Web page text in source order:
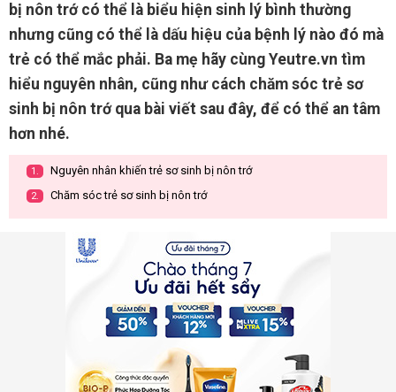
bị nôn trớ có thể là biểu hiện sinh lý bình thường
nhưng cũng có thể là dấu hiệu của bệnh lý nào đó mà
trẻ có thể mắc phải. Ba mẹ hãy cùng Yeutre.vn tìm
hiểu nguyên nhân, cũng như cách chăm sóc trẻ sơ
sinh bị nôn trớ qua bài viết sau đây, để có thể an tâm
hơn nhé.
1. Nguyên nhân khiến trẻ sơ sinh bị nôn trớ
2. Chăm sóc trẻ sơ sinh bị nôn trớ